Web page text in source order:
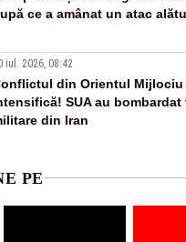
ce a amânat un atac
iul. 2026, 08:42
din Orientul Mijlociu
SUA au bombardat
din Iran
PE